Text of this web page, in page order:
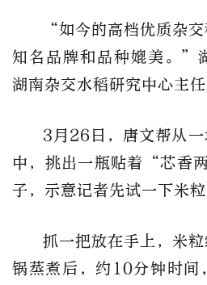
“如今的高档优质杂
知名品牌和品种媲美。”
湖南杂交水稻研究中心主任
3月26日，唐文帮从
中，挑出一瓶贴着“芯香
子，示意记者先试一下米粒
抓一把放在手上，米
锅蒸煮后，约10分钟时间